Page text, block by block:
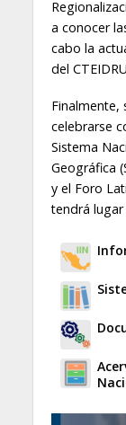
a conocer
cabo la
del
Finalmente,
celebrarse
Sistema
Geográfica
y el Foro
tendrá lugar